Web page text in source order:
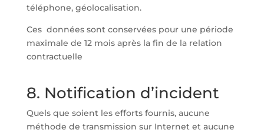
téléphone, géolocalisation.
Ces données sont conservées pour une période
maximale de 12 mois après la fin de la relation
contractuelle
8. Notification d’incident
Quels que soient les efforts fournis, aucune
méthode de transmission sur Internet et aucune